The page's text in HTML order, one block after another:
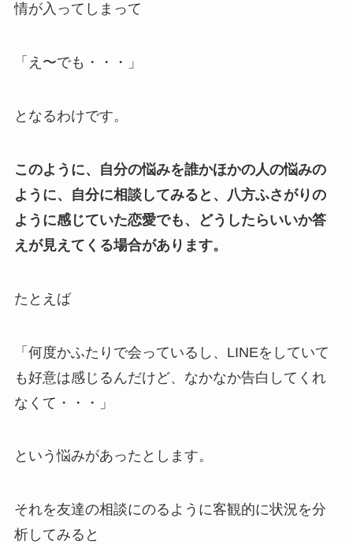
情が入ってしまって
「え〜でも・・・」
となるわけです。
このように、自分の悩みを誰かほかの人の悩みの
ように、自分に相談してみると、八方ふさがりの
ように感じていた恋愛でも、どうしたらいいか答
えが見えてくる場合があります。
たとえば
「何度かふたりで会っているし、LINEをしていて
も好意は感じるんだけど、なかなか告白してくれ
なくて・・・」
という悩みがあったとします。
それを友達の相談にのるように客観的に状況を分
析してみると